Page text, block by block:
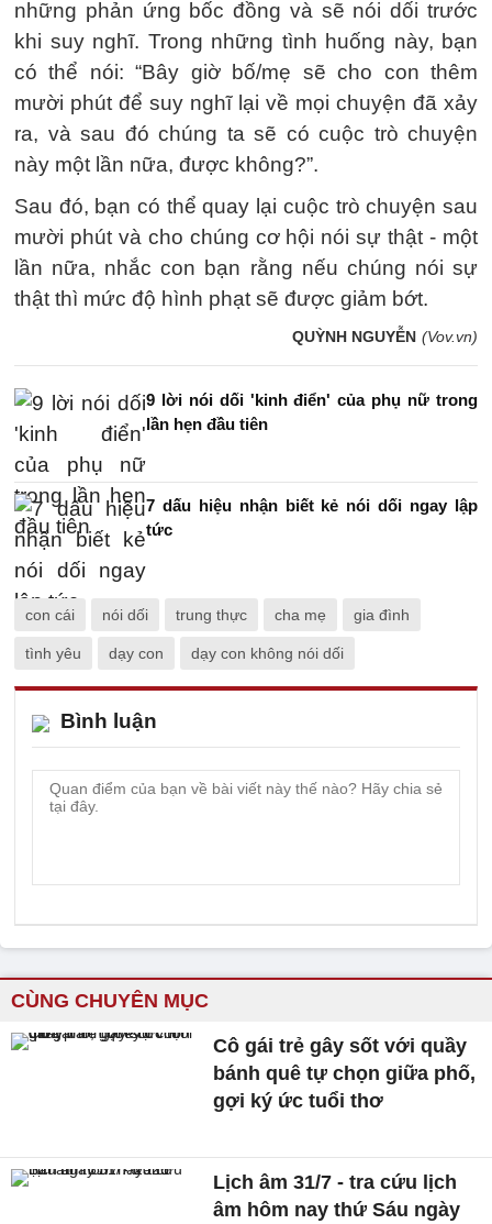
những phản ứng bốc đồng và sẽ nói dối trước
khi suy nghĩ. Trong những tình huống này, bạn
có thể nói: “Bây giờ bố/mẹ sẽ cho con thêm
mười phút để suy nghĩ lại về mọi chuyện đã xảy
ra, và sau đó chúng ta sẽ có cuộc trò chuyện
này một lần nữa, được không?”.
Sau đó, bạn có thể quay lại cuộc trò chuyện sau
mười phút và cho chúng cơ hội nói sự thật - một
lần nữa, nhắc con bạn rằng nếu chúng nói sự
thật thì mức độ hình phạt sẽ được giảm bớt.
QUỲNH NGUYỄN (Vov.vn)
9 lời nói dối 'kinh điển' của phụ nữ trong
lần hẹn đầu tiên
7 dấu hiệu nhận biết kẻ nói dối ngay lập
tức
con cái nói dối trung thực cha mẹ gia đình
tình yêu dạy con dạy con không nói dối
Bình luận
CÙNG CHUYÊN MỤC
Cô gái trẻ gây sốt với quầy
bánh quê tự chọn giữa phố,
gợi ký ức tuổi thơ
Lịch âm 31/7 - tra cứu lịch
âm hôm nay thứ Sáu ngày